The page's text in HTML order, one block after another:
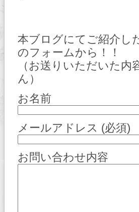
本ブログにてご紹介し
のフォームから！！
（お送りいただいた
ん）
お名前
メールアドレス (必須)
お問い合わせ内容